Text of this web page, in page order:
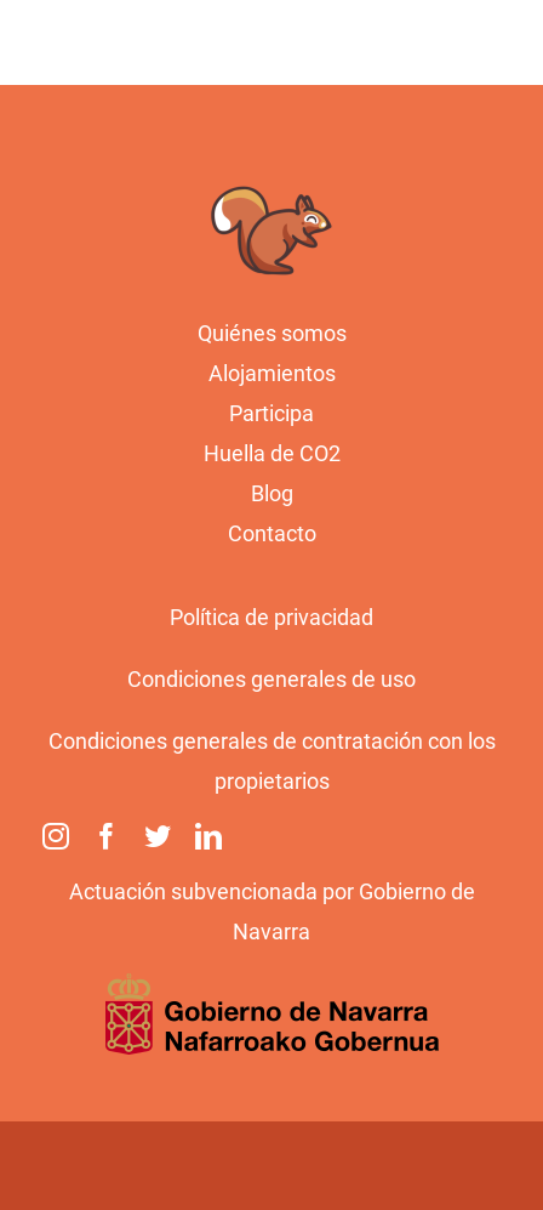
Quiénes somos
Alojamientos
Participa
Huella de CO2
Blog
Contacto
Política de privacidad
Condiciones generales de uso
Condiciones generales de contratación con los
propietarios
Actuación subvencionada por Gobierno de
Navarra